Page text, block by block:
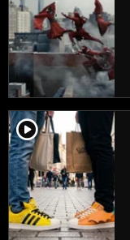
player2